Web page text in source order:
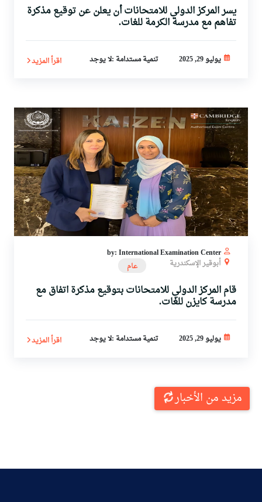
يسر المركز الدولي للامتحانات أن يعلن عن توقيع مذكرة
تفاهم مع مدرسة الكرمة للغات.
يوليو 29, 2025 تنمية مستدامة :لا يوجد اقرأ المزيد
by: International Examination Center
أبوقير الإسكندرية
عام
قام المركز الدولي للامتحانات بتوقيع مذكرة اتفاق مع
مدرسة كايزن للغات.
يوليو 29, 2025 تنمية مستدامة :لا يوجد اقرأ المزيد
مزيد من الأخبار